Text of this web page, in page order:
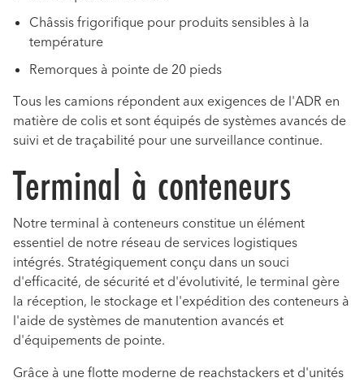
Châssis frigorifique pour produits sensibles à la
température
Remorques à pointe de 20 pieds
Tous les camions répondent aux exigences de l'ADR en
matière de colis et sont équipés de systèmes avancés de
suivi et de traçabilité pour une surveillance continue.
Terminal à conteneurs
Notre terminal à conteneurs constitue un élément
essentiel de notre réseau de services logistiques
intégrés. Stratégiquement conçu dans un souci
d'efficacité, de sécurité et d'évolutivité, le terminal gère
la réception, le stockage et l'expédition des conteneurs à
l'aide de systèmes de manutention avancés et
d'équipements de pointe.
Grâce à une flotte moderne de reachstackers et d'unités